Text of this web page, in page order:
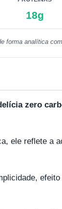
18g
forma analítica
zero
ele reflete a